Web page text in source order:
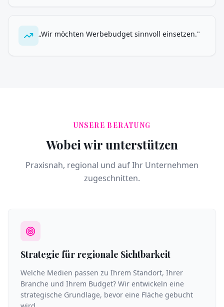
„Wir möchten Werbebudget sinnvoll einsetzen."
UNSERE BERATUNG
Wobei wir unterstützen
Praxisnah, regional und auf Ihr Unternehmen
zugeschnitten.
Strategie für regionale Sichtbarkeit
Welche Medien passen zu Ihrem Standort, Ihrer
Branche und Ihrem Budget? Wir entwickeln eine
strategische Grundlage, bevor eine Fläche gebucht